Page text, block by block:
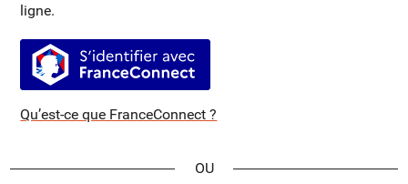
ligne.
S’identifier avec FranceConnect
Qu’est-ce que FranceConnect ?